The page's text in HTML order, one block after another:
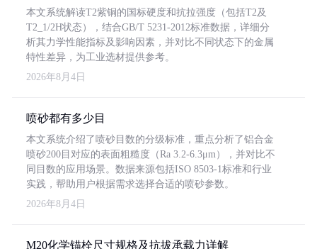
本文系统解读T2紫铜的国标硬度和抗拉强度（包括T2及
T2_1/2H状态），结合GB/T 5231-2012标准数据，详细分
析其力学性能指标及影响因素，并对比不同状态下的金属
特性差异，为工业选材提供参考。
2026年8月4日
喷砂都有多少目
本文系统介绍了喷砂目数的分级标准，重点分析了铝合金
喷砂200目对应的表面粗糙度（Ra 3.2-6.3μm），并对比不
同目数的应用场景。数据来源包括ISO 8503-1标准和行业
实践，帮助用户根据需求选择合适的喷砂参数。
2026年8月4日
M20化学锚栓尺寸规格及抗拔承载力详解